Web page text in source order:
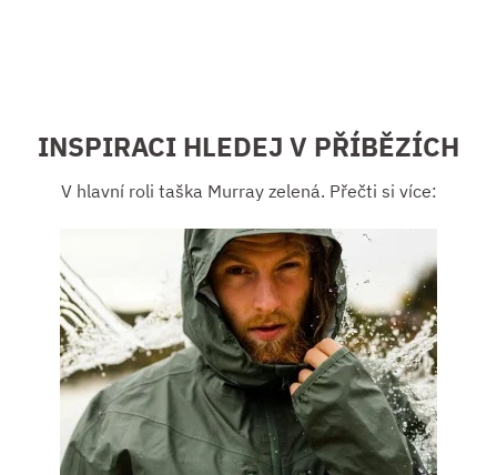
INSPIRACI HLEDEJ V PŘÍBĚZÍCH
V hlavní roli taška Murray zelená. Přečti si více: